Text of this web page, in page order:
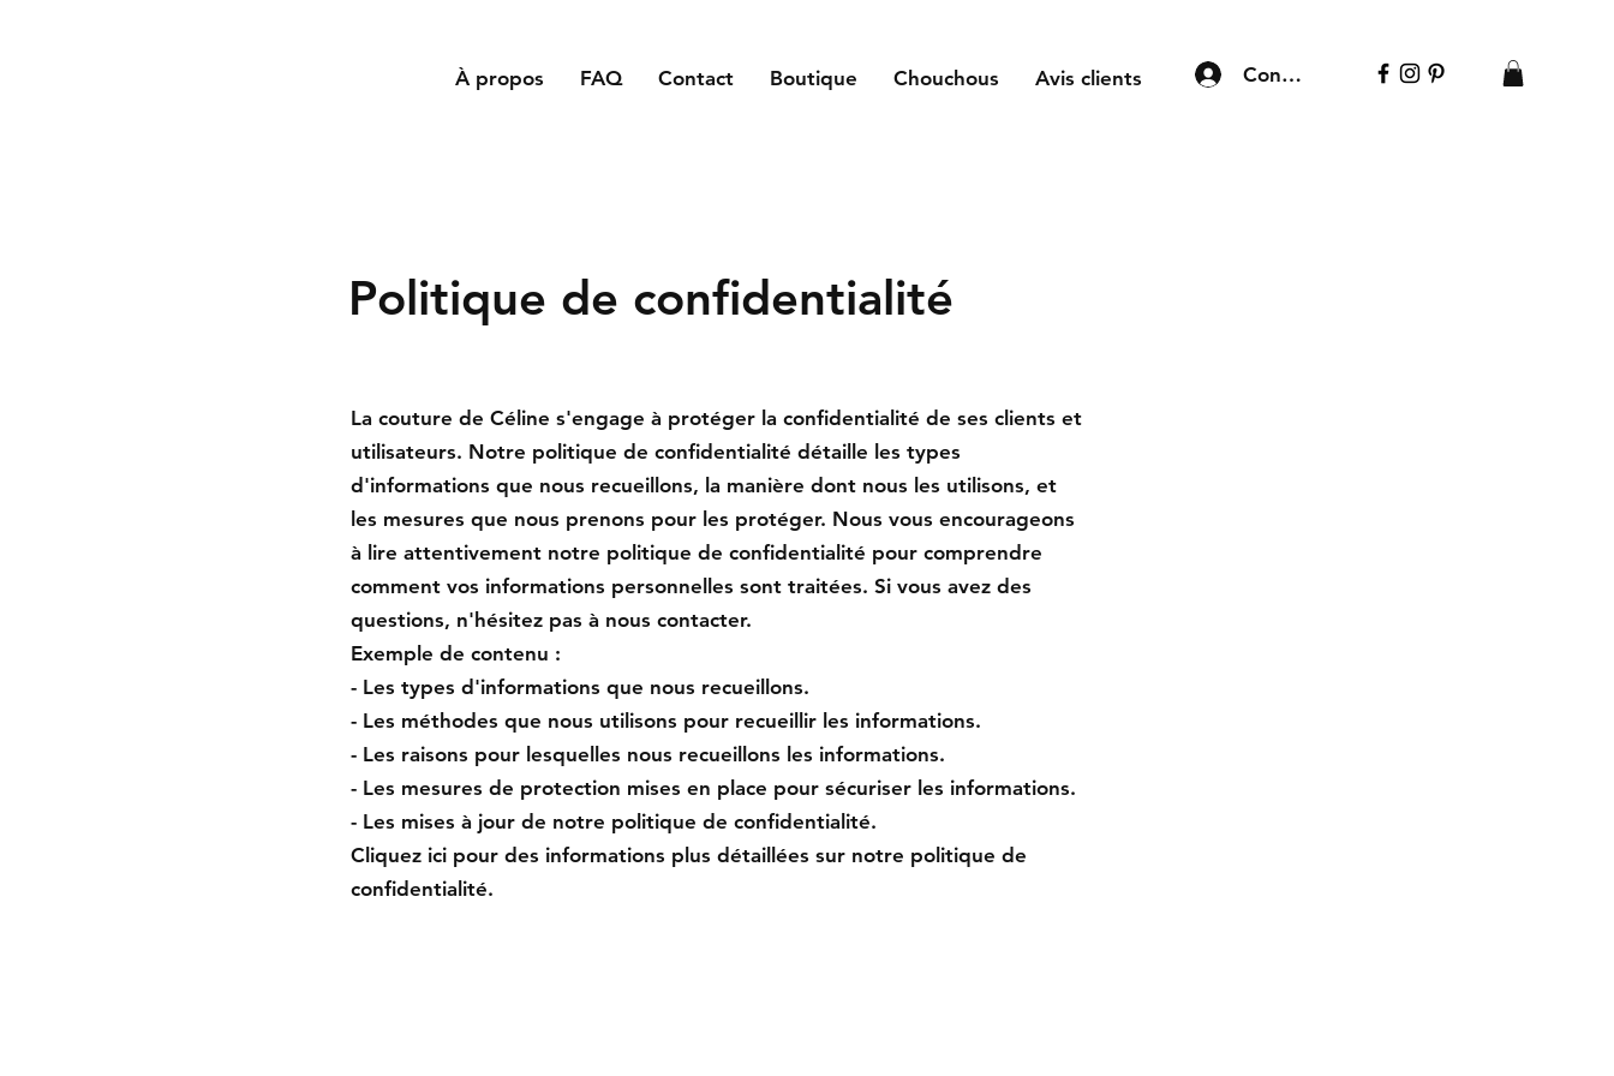
Connexion
À propos FAQ Contact Boutique Chouchous Avis clients
Politique de confidentialité
La couture de Céline s'engage à protéger la confidentialité de ses clients et
utilisateurs. Notre politique de confidentialité détaille les types
d'informations que nous recueillons, la manière dont nous les utilisons, et
les mesures que nous prenons pour les protéger. Nous vous encourageons
à lire attentivement notre politique de confidentialité pour comprendre
comment vos informations personnelles sont traitées. Si vous avez des
questions, n'hésitez pas à nous contacter.
Exemple de contenu :
- Les types d'informations que nous recueillons.
- Les méthodes que nous utilisons pour recueillir les informations.
- Les raisons pour lesquelles nous recueillons les informations.
- Les mesures de protection mises en place pour sécuriser les informations.
- Les mises à jour de notre politique de confidentialité.
Cliquez ici pour des informations plus détaillées sur notre politique de
confidentialité.